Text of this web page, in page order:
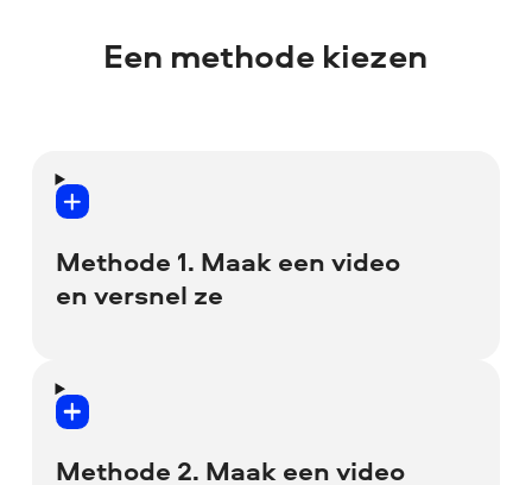
Een methode kiezen
Methode 1. Maak een video
en versnel ze
Met deze techniek een timelapse-video
maken is zo simpel als het klinkt: neem
een lange video op, open de video in het
Methode 2. Maak een video